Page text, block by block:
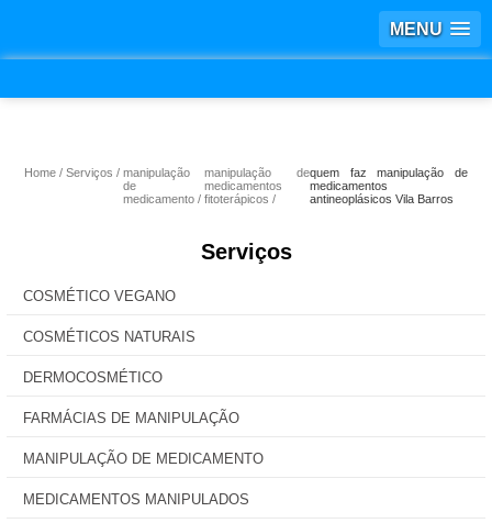
MENU
Home Serviços
manipulação
de
medicamento
manipulação de
medicamentos
fitoterápicos
quem faz manipulação de
medicamentos
antineoplásicos Vila Barros
Serviços
COSMÉTICO VEGANO
COSMÉTICOS NATURAIS
DERMOCOSMÉTICO
FARMÁCIAS DE MANIPULAÇÃO
MANIPULAÇÃO DE MEDICAMENTO
MEDICAMENTOS MANIPULADOS